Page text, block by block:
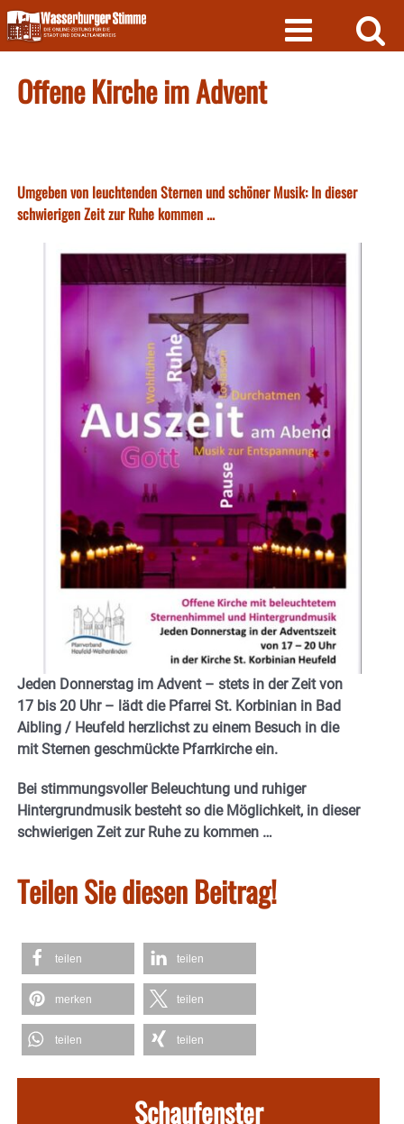
Skip
to
content
Offene Kirche im Advent
Umgeben von leuchtenden Sternen und schöner Musik: In dieser
schwierigen Zeit zur Ruhe kommen ...
Jeden Donnerstag im Advent – stets in der Zeit von
17 bis 20 Uhr – lädt die Pfarrei St. Korbinian in Bad
Aibling / Heufeld herzlichst zu einem Besuch in die
mit Sternen geschmückte Pfarrkirche ein.
Bei stimmungsvoller Beleuchtung und ruhiger
Hintergrundmusik besteht so die Möglichkeit, in dieser
schwierigen Zeit zur Ruhe zu kommen …
Teilen Sie diesen Beitrag!
teilen teilen
merken teilen
teilen teilen
Schaufenster